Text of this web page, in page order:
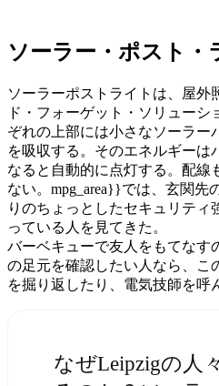
ソーラー・ポスト・
ソーラーポストライトは、屋外
ド・フォーゲット・ソリュー
ぞれの上部には小さなソーラー
を吸収する。そのエネルギーは
なると自動的に点灯する。配線
ない。mpg_area}}では、玄関先
りのちょっとしたセキュリティ
っている人を見てきた。
バーベキューで友人をもてなす
の足元を確認したい人なら、こ
を掘り返したり、電気技師を呼
なぜLeipzigの人